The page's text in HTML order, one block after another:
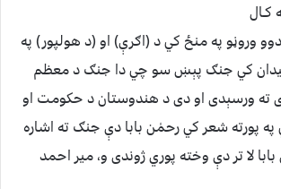
كـال
دوو وروڼو په منځ كي د (اګرې) او (د هولپور) په
كي جنګ پېښ سو چي دا جنګ د معظم
ته ورسېدى او دى د هندوستان د حكومت او
پورته شعر كي رحمٰن بابا دې جنګ ته اشاره
لا تر دې وخته پوري ژوندى و، مير احمد